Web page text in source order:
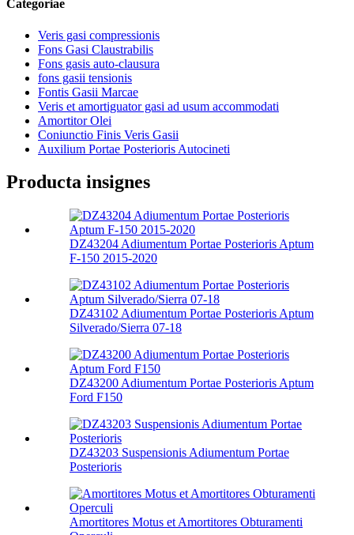
Categoriae
Veris gasi compressionis
Fons Gasi Claustrabilis
Fons gasis auto-clausura
fons gasii tensionis
Fontis Gasii Marcae
Veris et amortiguator gasi ad usum accommodati
Amortitor Olei
Coniunctio Finis Veris Gasii
Auxilium Portae Posterioris Autocineti
Producta insignes
DZ43204 Adiumentum Portae Posterioris Aptum
F-150 2015-2020
DZ43102 Adiumentum Portae Posterioris Aptum
Silverado/Sierra 07-18
DZ43200 Adiumentum Portae Posterioris Aptum
Ford F150
DZ43203 Suspensionis Adiumentum Portae
Posterioris
Amortitores Motus et Amortitores Obturamenti